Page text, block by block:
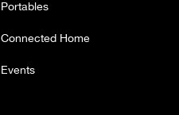
Portables
Connected Home
Events